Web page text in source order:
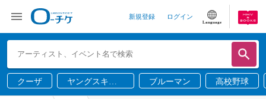
新規登録 ログイン
Language
クーザ
ヤングスキニ
ー
ブルーマン 高校野球